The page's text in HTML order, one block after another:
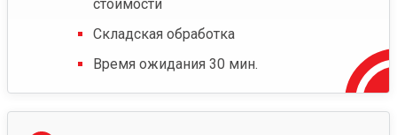
стоимости
Складская обработка
Время ожидания 30 мин.